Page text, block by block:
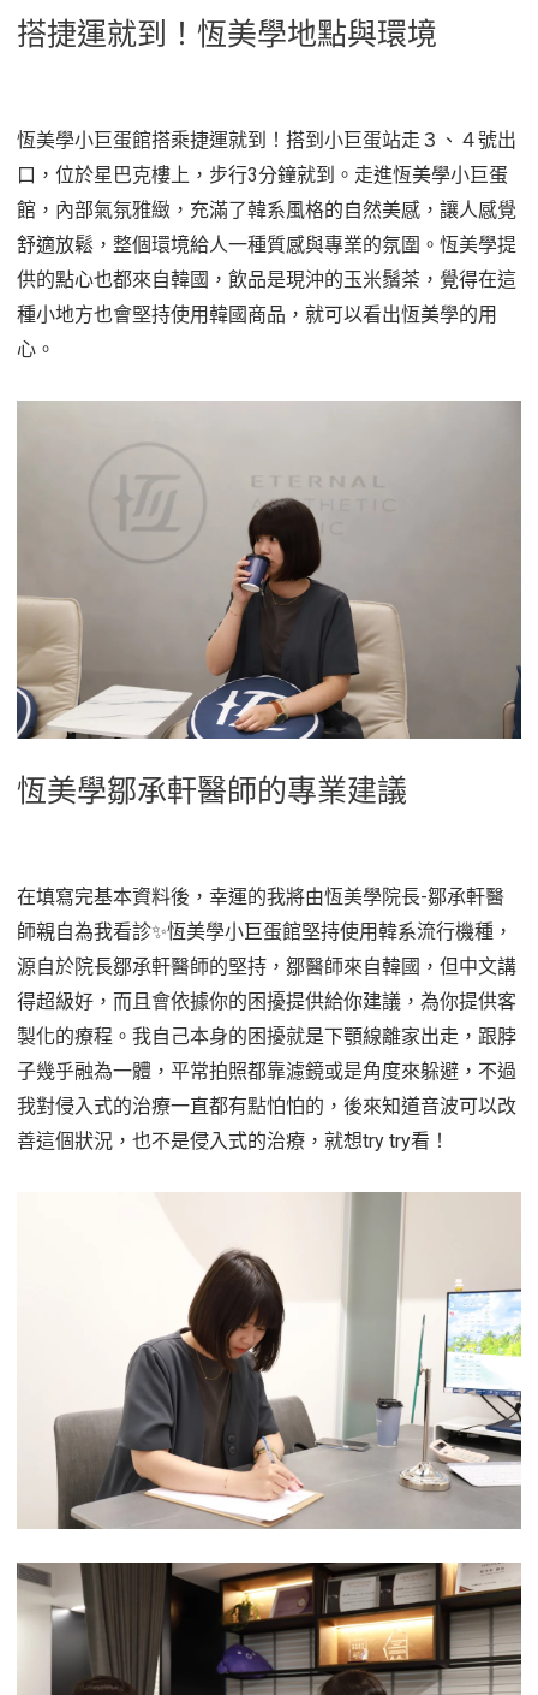
搭捷運就到！恆美學地點與環境
恆美學小巨蛋館搭乘捷運就到！搭到小巨蛋站走３、４號出
口，位於星巴克樓上，步行3分鐘就到。走進恆美學小巨蛋
館，內部氣氛雅緻，充滿了韓系風格的自然美感，讓人感覺
舒適放鬆，整個環境給人一種質感與專業的氛圍。恆美學提
供的點心也都來自韓國，飲品是現沖的玉米鬚茶，覺得在這
種小地方也會堅持使用韓國商品，就可以看出恆美學的用
心。
恆美學鄒承軒醫師的專業建議
在填寫完基本資料後，幸運的我將由恆美學院長-鄒承軒醫
師親自為我看診✨恆美學小巨蛋館堅持使用韓系流行機種，
源自於院長鄒承軒醫師的堅持，鄒醫師來自韓國，但中文講
得超級好，而且會依據你的困擾提供給你建議，為你提供客
製化的療程。我自己本身的困擾就是下顎線離家出走，跟脖
子幾乎融為一體，平常拍照都靠濾鏡或是角度來躲避，不過
我對侵入式的治療一直都有點怕怕的，後來知道音波可以改
善這個狀況，也不是侵入式的治療，就想try try看！